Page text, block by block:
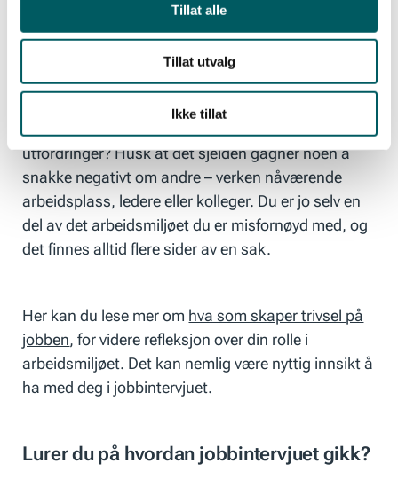
Tillat alle
Tillat utvalg
Ikke tillat
om hvorfor du har søkt stillingen, hva du vet om
bedriften du søker deg til, og selvsagt styrker og
svakheter. Blir du spurt om hvorfor du vil bytte jobb,
vær bevisst på hvordan du formulerer deg.
Eksempelvis, er årsaken at du vil vekk fra din
nåværende arbeidsplass, eller at du søker nye
utfordringer? Husk at det sjelden gagner noen å
snakke negativt om andre – verken nåværende
arbeidsplass, ledere eller kolleger. Du er jo selv en
del av det arbeidsmiljøet du er misfornøyd med, og
det finnes alltid flere sider av en sak.
Her kan du lese mer om hva som skaper trivsel på
jobben, for videre refleksjon over din rolle i
arbeidsmiljøet. Det kan nemlig være nyttig innsikt å
ha med deg i jobbintervjuet.
Lurer du på hvordan jobbintervjuet gikk?